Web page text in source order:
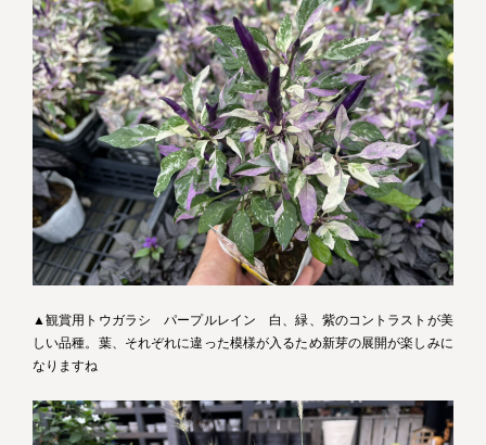
▲観賞用トウガラシ パープルレイン 白、緑、紫のコントラストが美
しい品種。葉、それぞれに違った模様が入るため新芽の展開が楽しみに
なりますね